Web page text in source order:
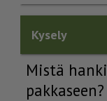
Kysely
Mistä
pakkaseen?